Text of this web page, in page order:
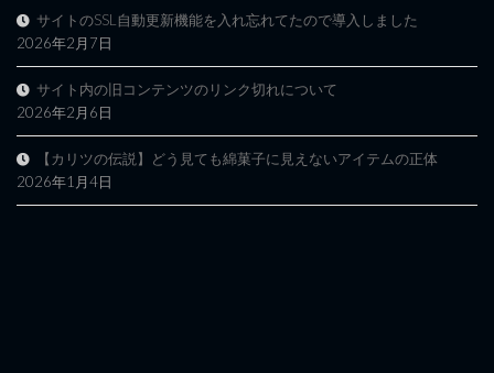
サイトのSSL自動更新機能を入れ忘れてたので導入しました
2026年2月7日
サイト内の旧コンテンツのリンク切れについて
2026年2月6日
【カリツの伝説】どう見ても綿菓子に見えないアイテムの正体
2026年1月4日